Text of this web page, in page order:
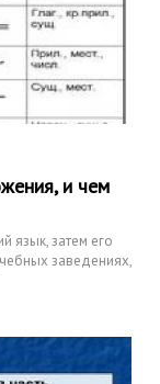
и чем
язык, затем его
заведениях,